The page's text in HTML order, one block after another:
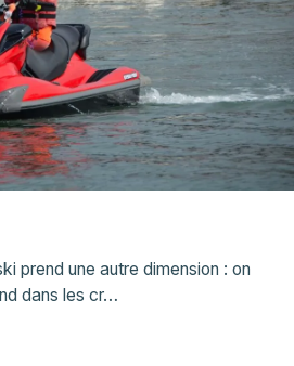
prend une autre dimension : on
dans les cr…